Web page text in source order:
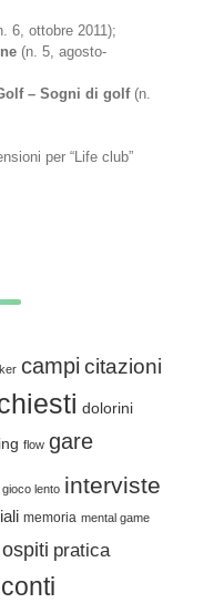
6, ottobre 2011);
(n. 5, agosto-
– Sogni di golf(n.
per “Life club”
campi citazioni
dolorini
flow gare
gioco lento interviste
memoria mental game
ospiti pratica